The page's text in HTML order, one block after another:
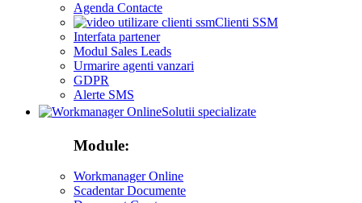
Agenda Contacte
Clienti SSM
Interfata partener
Modul Sales Leads
Urmarire agenti vanzari
GDPR
Alerte SMS
Solutii specializate
Module:
Workmanager Online
Scadentar Documente